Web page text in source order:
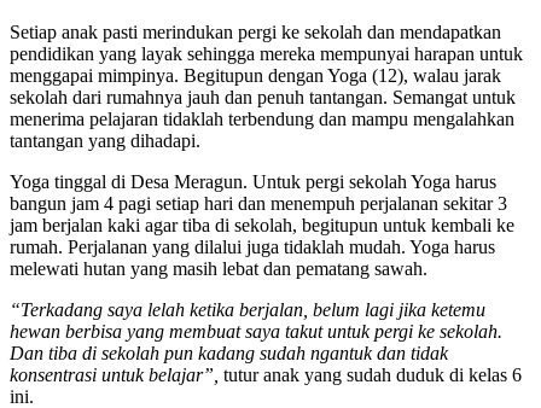
Setiap anak pasti merindukan pergi ke sekolah dan mendapatkan
pendidikan yang layak sehingga mereka mempunyai harapan untuk
menggapai mimpinya. Begitupun dengan Yoga (12), walau jarak
sekolah dari rumahnya jauh dan penuh tantangan. Semangat untuk
menerima pelajaran tidaklah terbendung dan mampu mengalahkan
tantangan yang dihadapi.
Yoga tinggal di Desa Meragun. Untuk pergi sekolah Yoga harus
bangun jam 4 pagi setiap hari dan menempuh perjalanan sekitar 3
jam berjalan kaki agar tiba di sekolah, begitupun untuk kembali ke
rumah. Perjalanan yang dilalui juga tidaklah mudah. Yoga harus
melewati hutan yang masih lebat dan pematang sawah.
“Terkadang saya lelah ketika berjalan, belum lagi jika ketemu
hewan berbisa yang membuat saya takut untuk pergi ke sekolah.
Dan tiba di sekolah pun kadang sudah ngantuk dan tidak
konsentrasi untuk belajar”, tutur anak yang sudah duduk di kelas 6
ini.